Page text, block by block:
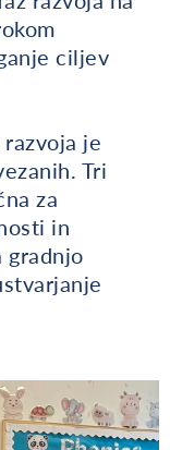
ciljev
je
Tri
za
in
gradnjo